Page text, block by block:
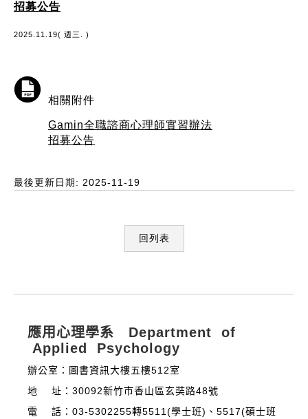
招募公告
2025.11.19( 週三. )
相關附件
Gamin全職諮商心理師實習辦法
招募公告
最後更新日期: 2025-11-19
回列表
應用心理學系 Department of
Applied Psychology
辦公室：圖書資訊大樓五樓512室
地 址：30092新竹市香山區玄奘路48號
電 話：03-5302255轉5511(學士班)、5517(碩士班